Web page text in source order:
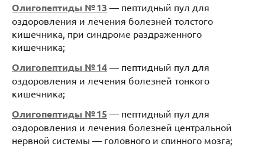
Олигопептиды № 13 — пептидный пул для
оздоровления и лечения болезней толстого
кишечника, при синдроме раздраженного
кишечника;
Олигопептиды № 14 — пептидный пул для
оздоровления и лечения болезней тонкого
кишечника;
Олигопептиды № 15 — пептидный пул для
оздоровления и лечения болезней центральной
нервной системы — головного и спинного мозга;